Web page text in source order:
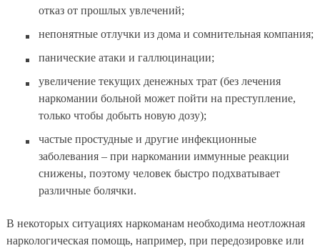
отказ от прошлых увлечений;
непонятные отлучки из дома и сомнительная компания;
панические атаки и галлюцинации;
увеличение текущих денежных трат (без лечения
наркомании больной может пойти на преступление,
только чтобы добыть новую дозу);
частые простудные и другие инфекционные
заболевания – при наркомании иммунные реакции
снижены, поэтому человек быстро подхватывает
различные болячки.
В некоторых ситуациях наркоманам необходима неотложная
наркологическая помощь, например, при передозировке или